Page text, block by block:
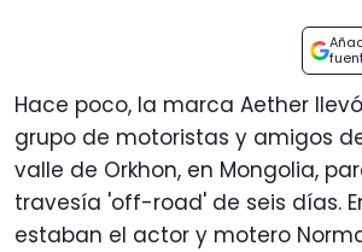
Hace poco, la marca Aether
grupo de motoristas y amigos
valle de Orkhon, en Mongolia,
travesía 'off-road' de seis días.
estaban el actor y motero